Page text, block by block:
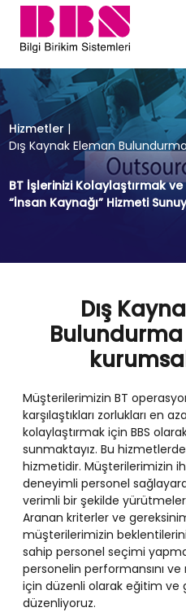
Dış Kaynak
Hizmetler |
Dış Kaynak Eleman
BT İşlerinizi Kolaylaştırmak
“İnsan Kaynağı” Hizmeti
Dış
Müşterilerimizin BT
karşılaştıkları zorlukları en
kolaylaştırmak için BBS
sunmaktayız. Bu
hizmetidir. Müşterilerimizin
deneyimli personel
verimli bir şekilde
Aranan kriterler ve
müşterilerimizin
sahip personel seçimi
personelin performansını
için düzenli olarak eğitim ve
düzenliyoruz.